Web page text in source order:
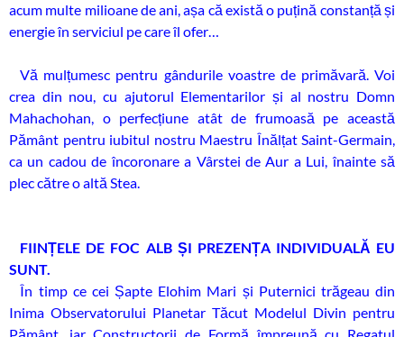
acum multe milioane de ani, așa că există o puțină constanță și
energie în serviciul pe care îl ofer…
Vă mulțumesc pentru gândurile voastre de primăvară. Voi
crea din nou, cu ajutorul Elementarilor și al nostru Domn
Mahachohan, o perfecțiune atât de frumoasă pe această
Pământ pentru iubitul nostru Maestru Înălțat Saint-Germain,
ca un cadou de încoronare a Vârstei de Aur a Lui, înainte să
plec către o altă Stea.
FIINȚELE DE FOC ALB ȘI PREZENȚA INDIVIDUALĂ EU
SUNT.
În timp ce cei Șapte Elohim Mari și Puternici trăgeau din
Inima Observatorului Planetar Tăcut Modelul Divin pentru